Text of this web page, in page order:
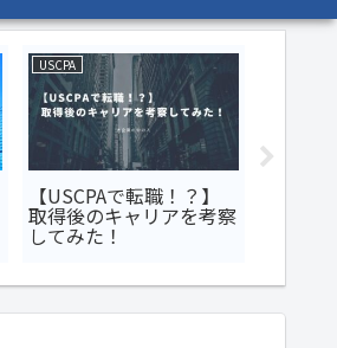
USCPA
【USCPAで転職！？】
取得後のキャリアを考察
してみた！